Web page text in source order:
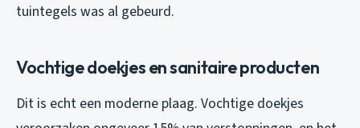
tuintegels was al gebeurd.
Vochtige doekjes en sanitaire producten
Dit is echt een moderne plaag. Vochtige doekjes